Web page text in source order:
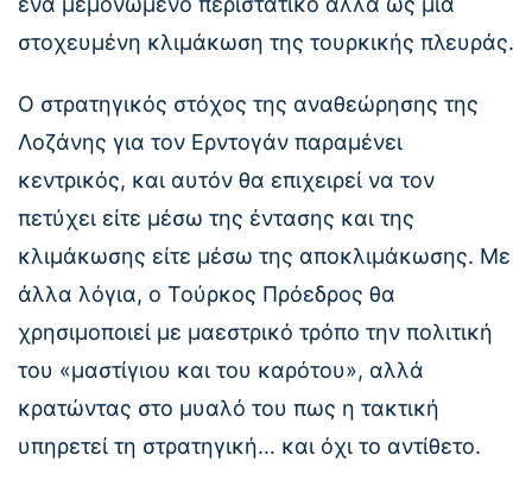
στοχευμένη κλιμάκωση της τουρκικής πλευράς.
Ο στρατηγικός στόχος της αναθεώρησης της
Λοζάνης για τον Ερντογάν παραμένει
κεντρικός, και αυτόν θα επιχειρεί να τον
πετύχει είτε μέσω της έντασης και της
κλιμάκωσης είτε μέσω της αποκλιμάκωσης. Με
άλλα λόγια, ο Τούρκος Πρόεδρος θα
χρησιμοποιεί με μαεστρικό τρόπο την πολιτική
του «μαστίγιου και του καρότου», αλλά
κρατώντας στο μυαλό του πως η τακτική
υπηρετεί τη στρατηγική… και όχι το αντίθετο.